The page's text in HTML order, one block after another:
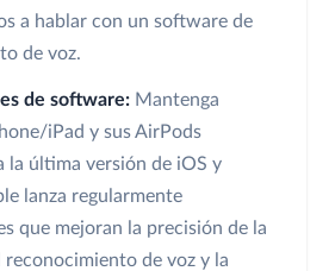
a hablar con un software de
de voz.
de software: Mantenga
iPad y sus AirPods
la última versión de iOS y
lanza regularmente
que mejoran la precisión de la
de voz y la